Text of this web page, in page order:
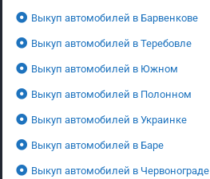
Выкуп автомобилей в Барвенкове
Выкуп автомобилей в Теребовле
Выкуп автомобилей в Южном
Выкуп автомобилей в Полонном
Выкуп автомобилей в Украинке
Выкуп автомобилей в Баре
Выкуп автомобилей в Червонограде